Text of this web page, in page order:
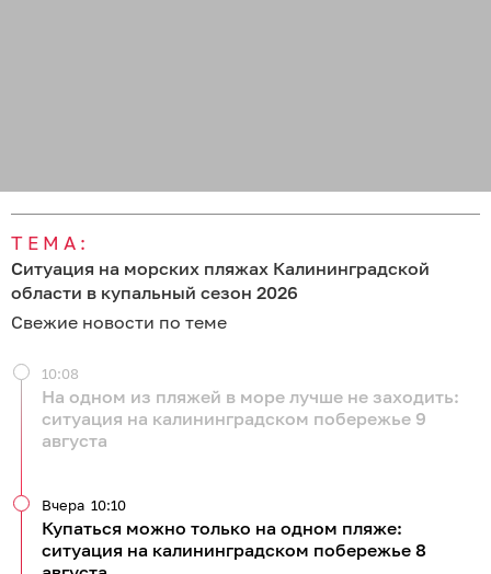
ТЕМА:
Ситуация на морских пляжах Калининградской
области в купальный сезон 2026
Свежие новости по теме
На одном из пляжей в море лучше не заходить:
ситуация на калининградском побережье 9
августа
10:08
Купаться можно только на одном пляже:
ситуация на калининградском побережье 8
Вчера 10:10